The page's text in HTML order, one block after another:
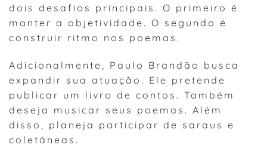
dois desafios principais. O primeiro é
manter a objetividade. O segundo é
construir ritmo nos poemas.
Adicionalmente, Paulo Brandão busca
expandir sua atuação. Ele pretende
publicar um livro de contos. Também
deseja musicar seus poemas. Além
disso, planeja participar de saraus e
coletâneas.